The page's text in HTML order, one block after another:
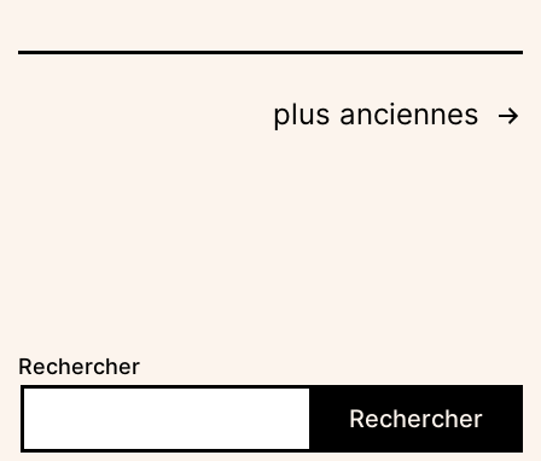
finale
plus anciennes
Rechercher
Rechercher